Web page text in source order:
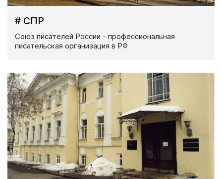
# СПР
Союз писателей России - профессиональная
писательская организация в РФ